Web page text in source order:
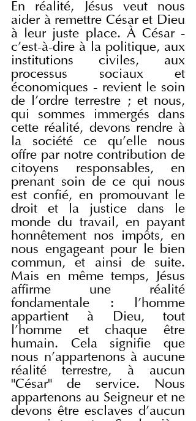
En réalité, Jésus veut nous
aider à remettre César et Dieu
à leur juste place. À César -
c'est-à-dire à la politique, aux
institutions civiles, aux
processus sociaux et
économiques - revient le soin
de l'ordre terrestre ; et nous,
qui sommes immergés dans
cette réalité, devons rendre à
la société ce qu'elle nous
offre par notre contribution de
citoyens responsables, en
prenant soin de ce qui nous
est confié, en promouvant le
droit et la justice dans le
monde du travail, en payant
honnêtement nos impôts, en
nous engageant pour le bien
commun, et ainsi de suite.
Mais en même temps, Jésus
affirme une réalité
fondamentale : l'homme
appartient à Dieu, tout
l'homme et chaque être
humain. Cela signifie que
nous n'appartenons à aucune
réalité terrestre, à aucun
"César" de service. Nous
appartenons au Seigneur et ne
devons être esclaves d'aucun